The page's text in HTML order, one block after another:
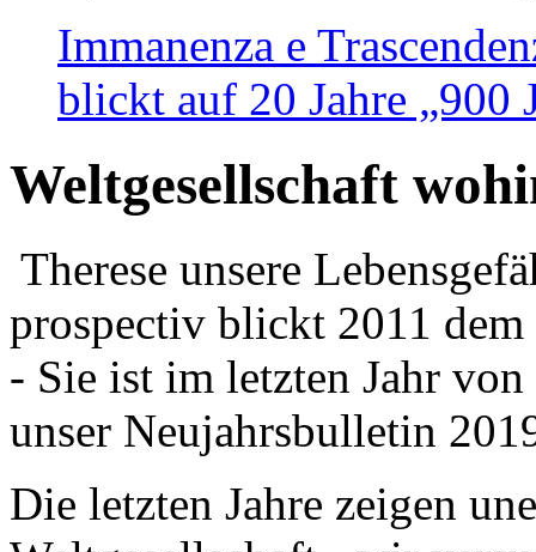
Immanenza e
blickt auf 20 Jahre „900
Weltgesellschaft
Therese unsere
prospectiv blickt 2011
- Sie ist im letzten Jahr
unser Neujahrsbulletin
Die letzten Jahre zeigen